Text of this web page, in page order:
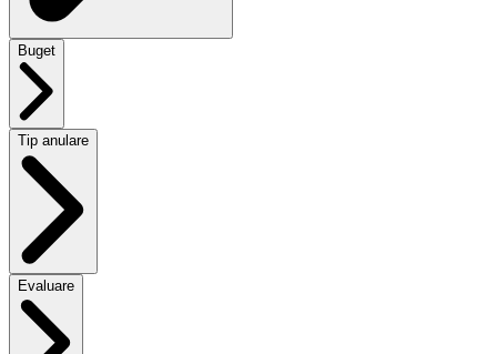
Buget
Tip anulare
Evaluare